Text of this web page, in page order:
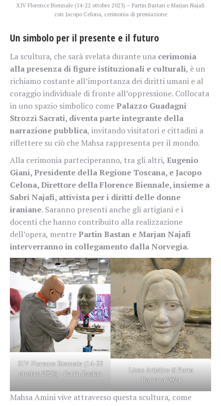
XIV Florence Biennale (14-22 ottobre 2023) – Partin Bastan e Marjan Najafi
con Jacopo Celona, cerimonia di premiazione
Un simbolo per il presente e il futuro
La scultura, che sarà svelata durante una cerimonia
alla presenza di figure istituzionali e culturali, è un
richiamo costante all’importanza dei diritti umani e al
coraggio individuale di fronte all’oppressione. Collocata
in uno spazio simbolico comePalazzo Guadagni
Strozzi Sacrati, diventa parte integrante della
narrazione pubblica, invitando visitatori e cittadini a
riflettere su ciò che Mahsa rappresenta per il mondo.
Alla cerimonia parteciperanno, tra gli altri, Eugenio
Giani, Presidente della Regione Toscana, e Jacopo
Celona, Direttore della Florence Biennale, insieme a
Sabri Najafi, attivista per i diritti delle donne
iraniane. Saranno presenti anche gli artigiani e i
docenti che hanno contribuito alla realizzazione
dell’opera, mentrePartin Bastan e Marjan Najafi
interverranno in collegamento dalla Norvegia.
XIV Florence Biennale (14-22
ottobre 2023) – Partin Bastan
Liceo Artistico di Porta
Romana 2024
Mahsa Amini vive attraverso questa scultura, come